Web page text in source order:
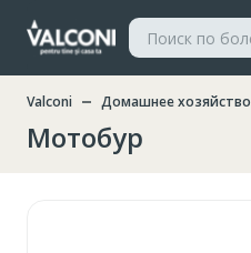
Valconi Домашнее хозяйство
Мотобур